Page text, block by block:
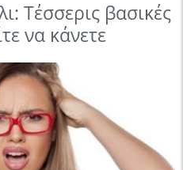
Τέσσερις βασικές
να κάνετε